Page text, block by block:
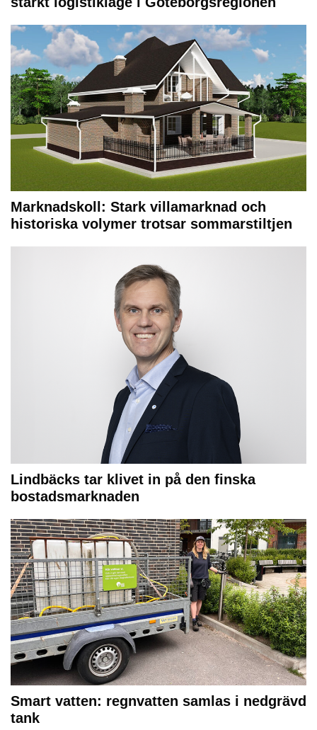
Marknadskoll: Stark villamarknad och
historiska volymer trotsar sommarstiltjen
Lindbäcks tar klivet in på den finska
bostadsmarknaden
Smart vatten: regnvatten samlas i nedgrävd
tank